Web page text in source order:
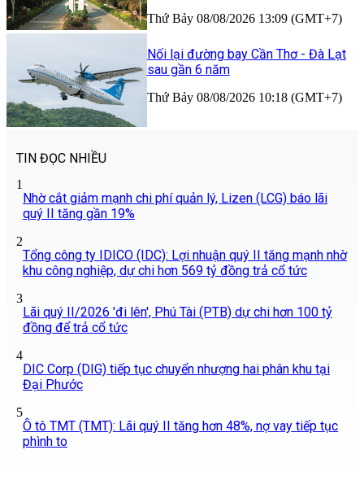
Thứ Bảy 08/08/2026 13:09 (GMT+7)
Nối lại đường bay Cần Thơ - Đà Lạt
sau gần 6 năm
Thứ Bảy 08/08/2026 10:18 (GMT+7)
TIN ĐỌC NHIỀU
1
Nhờ cắt giảm mạnh chi phí quản lý, Lizen (LCG) báo lãi
quý II tăng gần 19%
2
Tổng công ty IDICO (IDC): Lợi nhuận quý II tăng mạnh nhờ
khu công nghiệp, dự chi hơn 569 tỷ đồng trả cổ tức
3
Lãi quý II/2026 'đi lên', Phú Tài (PTB) dự chi hơn 100 tỷ
đồng để trả cổ tức
4
DIC Corp (DIG) tiếp tục chuyển nhượng hai phân khu tại
Đại Phước
5
Ô tô TMT (TMT): Lãi quý II tăng hơn 48%, nợ vay tiếp tục
phình to